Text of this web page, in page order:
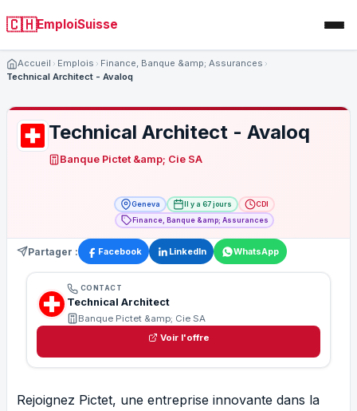
🇨🇭EmploiSuisse
Accueil Emplois
Finance, Banque &amp; Assurances
Technical Architect - Avaloq
Technical Architect - Avaloq
Banque Pictet &amp; Cie SA
Geneva Il y a 67 jours
CDI
Finance, Banque &amp; Assurances
Partager : Facebook LinkedIn WhatsApp
CONTACT
Technical Architect
Banque Pictet &amp; Cie SA
Voir l'offre
Rejoignez Pictet, une entreprise innovante dans la